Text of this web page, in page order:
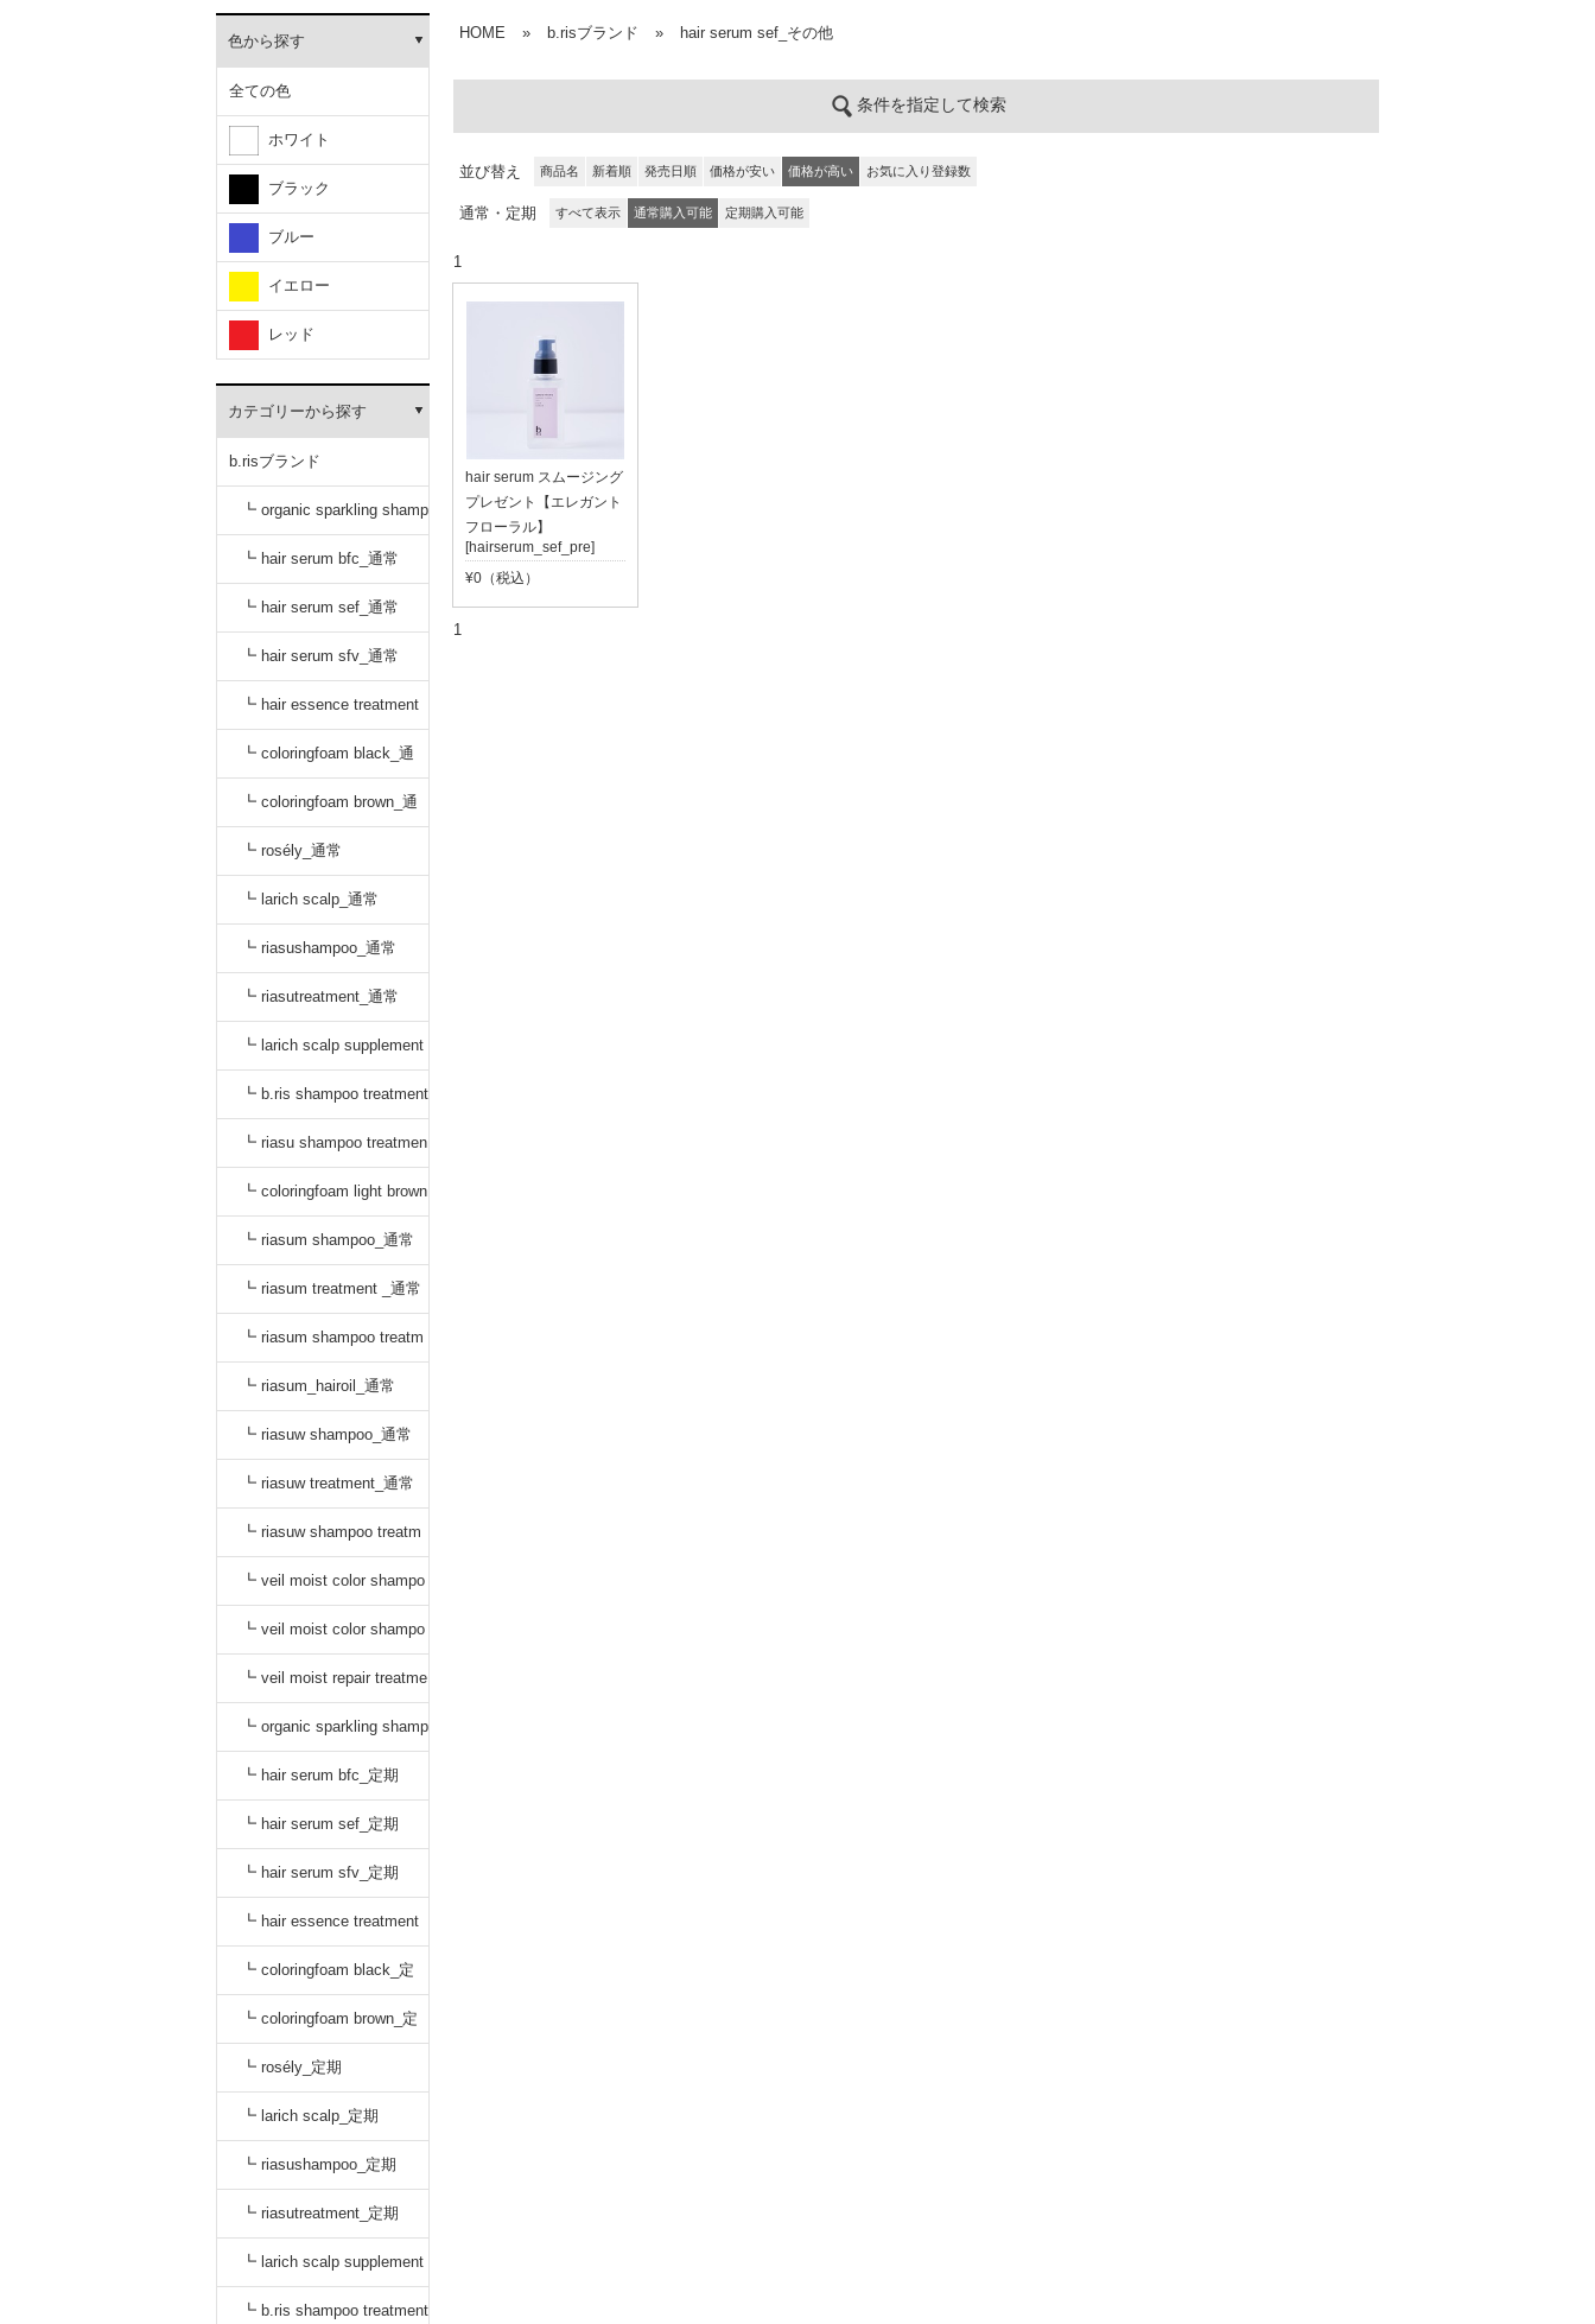
色から探す
全ての色
ホワイト
ブラック
ブルー
イエロー
レッド
カテゴリーから探す
b.risブランド
┗ organic sparkling shamp
oo_通常
┗ hair serum bfc_通常
┗ hair serum sef_通常
┗ hair serum sfv_通常
┗ hair essence treatment
dr_通常
┗ coloringfoam black_通
常
┗ coloringfoam brown_通
常
┗ rosély_通常
┗ larich scalp_通常
┗ riasushampoo_通常
┗ riasutreatment_通常
┗ larich scalp supplement
_通常
┗ b.ris shampoo treatment
セット_通常
┗ riasu shampoo treatmen
t セット_通常
┗ coloringfoam light brown
_通常
┗ riasum shampoo_通常
┗ riasum treatment _通常
┗ riasum shampoo treatm
ent セット_通常
┗ riasum_hairoil_通常
┗ riasuw shampoo_通常
┗ riasuw treatment_通常
┗ riasuw shampoo treatm
ent セット_通常
┗ veil moist color shampo
o black_通常
┗ veil moist color shampo
o dark brown_通常
┗ veil moist repair treatme
nt_通常
┗ organic sparkling shamp
oo_定期
┗ hair serum bfc_定期
┗ hair serum sef_定期
┗ hair serum sfv_定期
┗ hair essence treatment
dr_定期
┗ coloringfoam black_定
期
┗ coloringfoam brown_定
期
┗ rosély_定期
┗ larich scalp_定期
┗ riasushampoo_定期
┗ riasutreatment_定期
┗ larich scalp supplement
_定期
┗ b.ris shampoo treatment
HOME » b.risブランド » hair serum sef_その他
条件を指定して検索
並び替え 商品名 新着順 発売日順 価格が安い 価格が高い お気に入り登録数
通常・定期 すべて表示 通常購入可能 定期購入可能
1
hair serum スムージング
プレゼント【エレガント
フローラル】
[hairserum_sef_pre]
¥0（税込）
1